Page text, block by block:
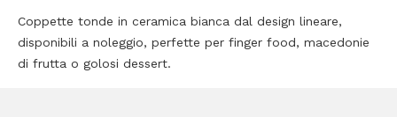
Coppette tonde in ceramica bianca dal design lineare,
disponibili a noleggio, perfette per finger food, macedonie
di frutta o golosi dessert.